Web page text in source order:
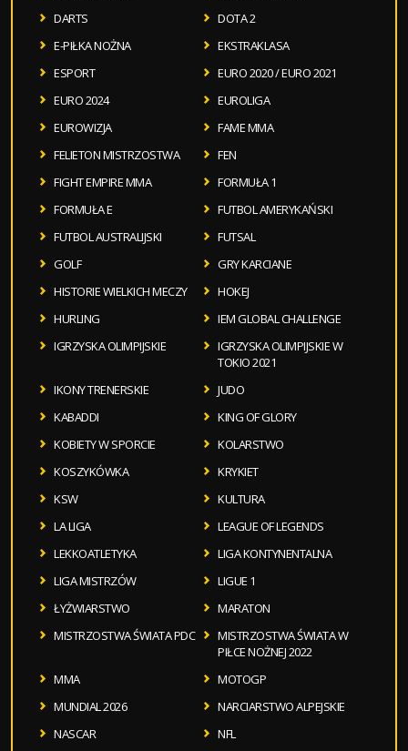
DARTS
DOTA 2
E-PIŁKA NOŻNA
EKSTRAKLASA
ESPORT
EURO 2020 / EURO 2021
EURO 2024
EUROLIGA
EUROWIZJA
FAME MMA
FELIETON MISTRZOSTWA
FEN
FIGHT EMPIRE MMA
FORMUŁA 1
FORMUŁA E
FUTBOL AMERYKAŃSKI
FUTBOL AUSTRALIJSKI
FUTSAL
GOLF
GRY KARCIANE
HISTORIE WIELKICH MECZY
HOKEJ
HURLING
IEM GLOBAL CHALLENGE
IGRZYSKA OLIMPIJSKIE
IGRZYSKA OLIMPIJSKIE W
TOKIO 2021
IKONY TRENERSKIE
JUDO
KABADDI
KING OF GLORY
KOBIETY W SPORCIE
KOLARSTWO
KOSZYKÓWKA
KRYKIET
KSW
KULTURA
LA LIGA
LEAGUE OF LEGENDS
LEKKOATLETYKA
LIGA KONTYNENTALNA
LIGA MISTRZÓW
LIGUE 1
ŁYŻWIARSTWO
MARATON
MISTRZOSTWA ŚWIATA PDC
MISTRZOSTWA ŚWIATA W
PIŁCE NOŻNEJ 2022
MMA
MOTOGP
MUNDIAL 2026
NARCIARSTWO ALPEJSKIE
NASCAR
NFL